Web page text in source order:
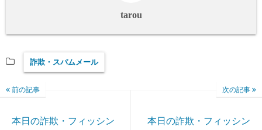
tarou
詐欺・スパムメール
前の記事
本日の詐欺・フィッシン
次の記事
本日の詐欺・フィッシン